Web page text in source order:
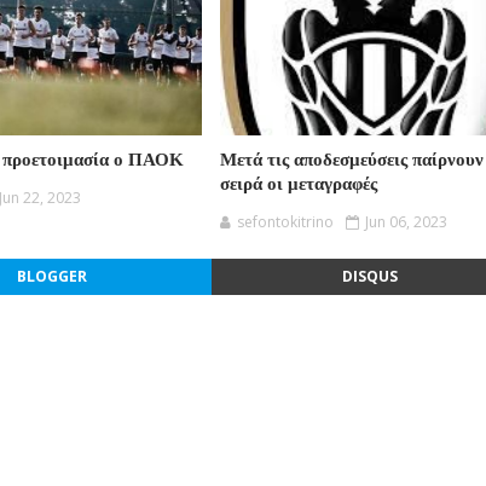
προετοιμασία ο ΠΑΟΚ
Jun 22, 2023
Μετά τις αποδεσμεύσεις παίρνουν
σειρά οι μεταγραφές
sefontokitrino Jun 06, 2023
BLOGGER DISQUS